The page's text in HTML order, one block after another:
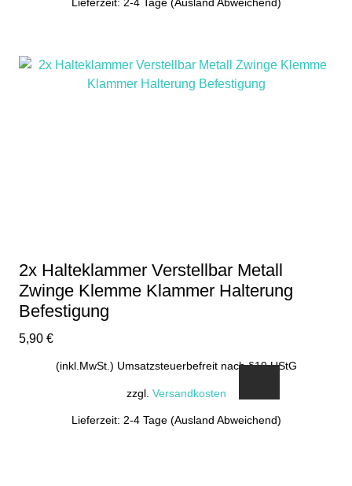
2x Halteklammer Verstellbar Metall
Zwinge Klemme Klammer Halterung
Befestigung
5,90 €
(inkl.MwSt.) Umsatzsteuerbefreit nach §19 UStG
zzgl. Versandkosten
Lieferzeit: 2-4 Tage (Ausland Abweichend)